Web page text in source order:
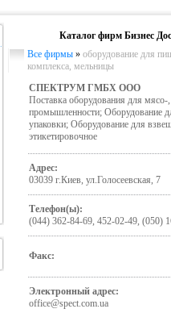
Каталог фирм Бизнес
Все фирмы » оборудование для
комплекса, мельницы
СПЕКТРУМ ГМБХ ООО
Поставка оборудования для
промышленности; Оборудование
упаковки; Оборудование для
этикетировочное
Адрес:
03039 г.Киев, ул.Голосеевская, 7
Телефон(ы):
(044) 362-84-69, 452-02-49, (050)
Факс:
Электронный адрес:
office@spect.com.ua